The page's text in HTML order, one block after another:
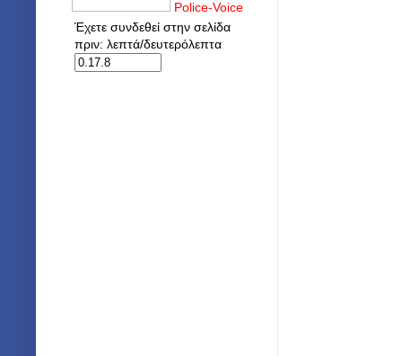
Police-Voice
Έχετε συνδεθεί στην σελίδα
πριν: λεπτά/δευτερόλεπτα